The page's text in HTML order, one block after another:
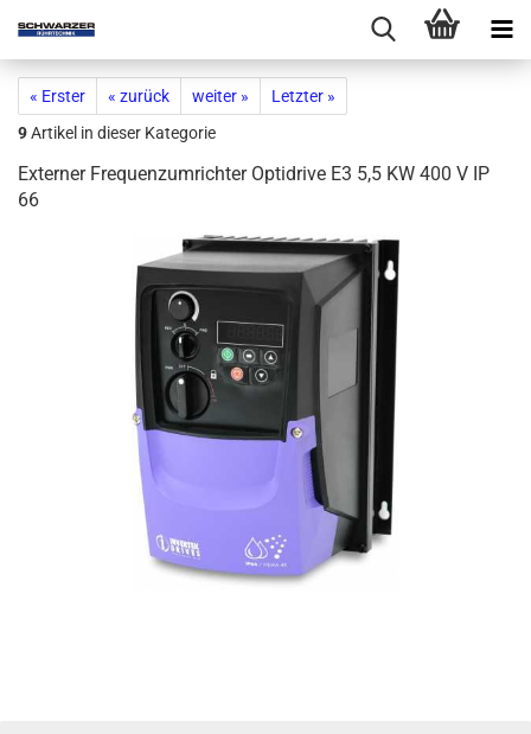
« Erster « zurück weiter »
Letzter »
9Artikel in dieser Kategorie
Externer Frequenzumrichter Optidrive E3 5,5 KW 400 V IP
66